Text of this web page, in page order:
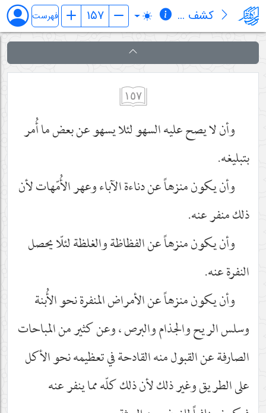
کشف المراد في شرح تجرید الإعتقاد (قسم الإلهیات) فهرست
١٥٧
وأن لا يصح عليه السهو لئلا يسهو عن بعض ما أُمر
بتبليغه.
وأن يكون منزهاً عن دناءة الآباء وعهر الأُمّهات لأن
ذلك منفر عنه.
وأن يكون منزهاً عن الفظاظة والغلظة لئلّا يحصل
النفرة عنه.
وأن يكون منزهاً عن الأمراض المنفرة نحو الأُبنة
وسلس الريح والجذام والبرص ، وعن كثير من المباحات
الصارفة عن القبول منه القادحة في تعظيمه نحو الأكل
على الطريق وغير ذلك لأن ذلك كلّه مما ينفر عنه